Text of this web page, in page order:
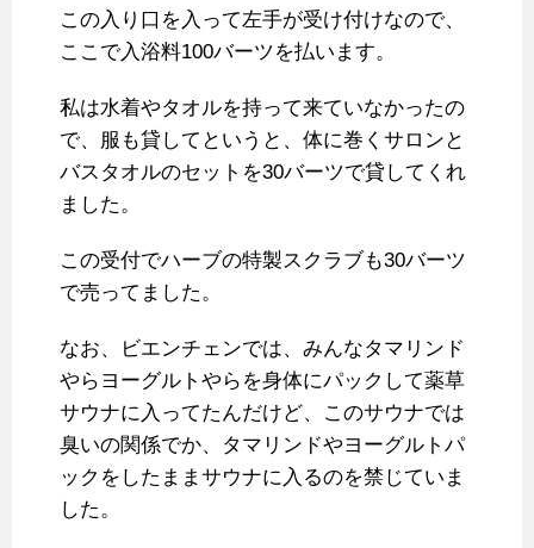
この入り口を入って左手が受け付けなので、
ここで入浴料100バーツを払います。
私は水着やタオルを持って来ていなかったの
で、服も貸してというと、体に巻くサロンと
バスタオルのセットを30バーツで貸してくれ
ました。
この受付でハーブの特製スクラブも30バーツ
で売ってました。
なお、ビエンチェンでは、みんなタマリンド
やらヨーグルトやらを身体にパックして薬草
サウナに入ってたんだけど、このサウナでは
臭いの関係でか、タマリンドやヨーグルトパ
ックをしたままサウナに入るのを禁じていま
した。